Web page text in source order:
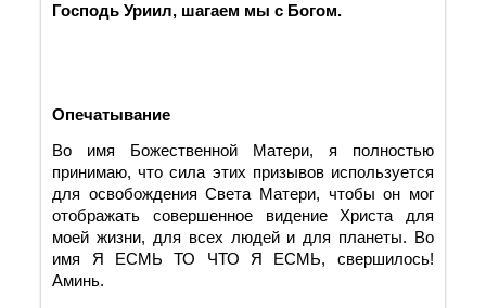
Господь Уриил, шагаем мы с Богом.
Опечатывание
Во имя Божественной Матери, я полностью
принимаю, что сила этих призывов используется
для освобождения Света Матери, чтобы он мог
отображать совершенное видение Христа для
моей жизни, для всех людей и для планеты. Во
имя Я ЕСМЬ ТО ЧТО Я ЕСМЬ, свершилось!
Аминь.